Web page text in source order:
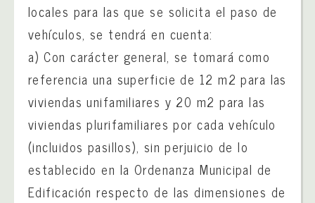
locales para las que se solicita el paso de
vehículos, se tendrá en cuenta:
a) Con carácter general, se tomará como
referencia una superficie de 12 m2 para las
viviendas unifamiliares y 20 m2 para las
viviendas plurifamiliares por cada vehículo
(incluidos pasillos), sin perjuicio de lo
establecido en la Ordenanza Municipal de
Edificación respecto de las dimensiones de